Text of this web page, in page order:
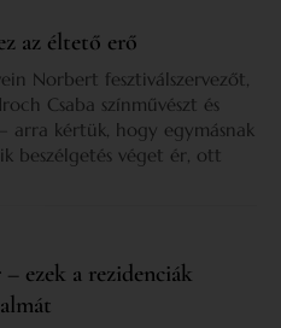
az éltető erő
Norbert fesztiválszervezőt,
Csaba színművészt és
arra kértük, hogy egymásnak
beszélgetés véget ér, ott
ezek a rezidenciák